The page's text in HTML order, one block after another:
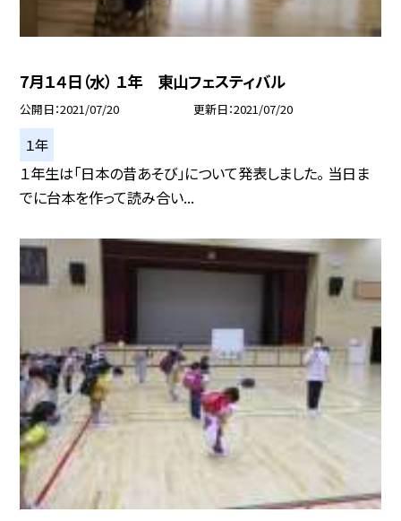
7月１４日（水） １年 東山フェスティバル
公開日 2021/07/20 更新日 2021/07/20
１年
１年生は「日本の昔あそび」について発表しました。 当日ま
でに台本を作って読み合い...